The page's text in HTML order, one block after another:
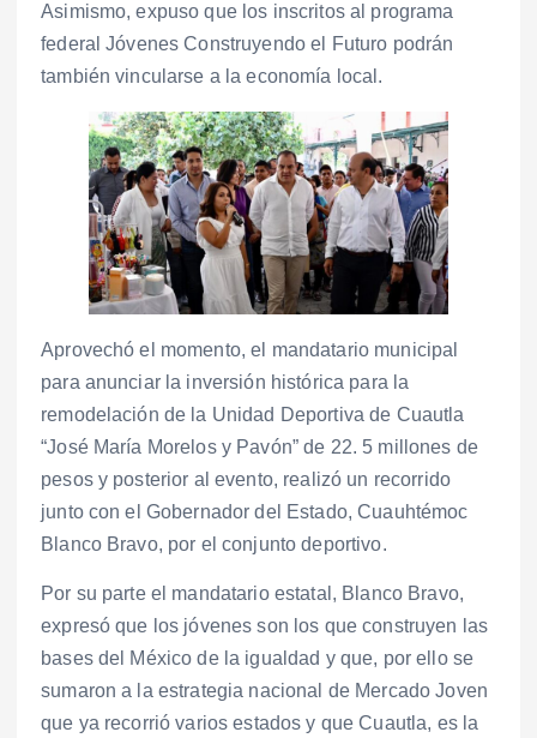
Asimismo, expuso que los inscritos al programa
federal Jóvenes Construyendo el Futuro podrán
también vincularse a la economía local.
Aprovechó el momento, el mandatario municipal
para anunciar la inversión histórica para la
remodelación de la Unidad Deportiva de Cuautla
“José María Morelos y Pavón” de 22. 5 millones de
pesos y posterior al evento, realizó un recorrido
junto con el Gobernador del Estado, Cuauhtémoc
Blanco Bravo, por el conjunto deportivo.
Por su parte el mandatario estatal, Blanco Bravo,
expresó que los jóvenes son los que construyen las
bases del México de la igualdad y que, por ello se
sumaron a la estrategia nacional de Mercado Joven
que ya recorrió varios estados y que Cuautla, es la